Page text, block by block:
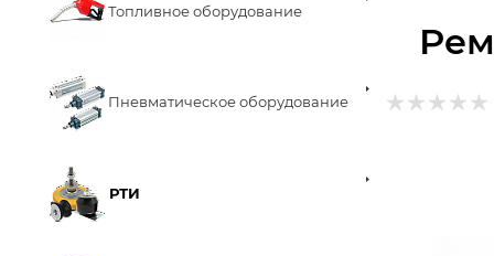
Топливное оборудование
Пневматическое оборудование
РТИ